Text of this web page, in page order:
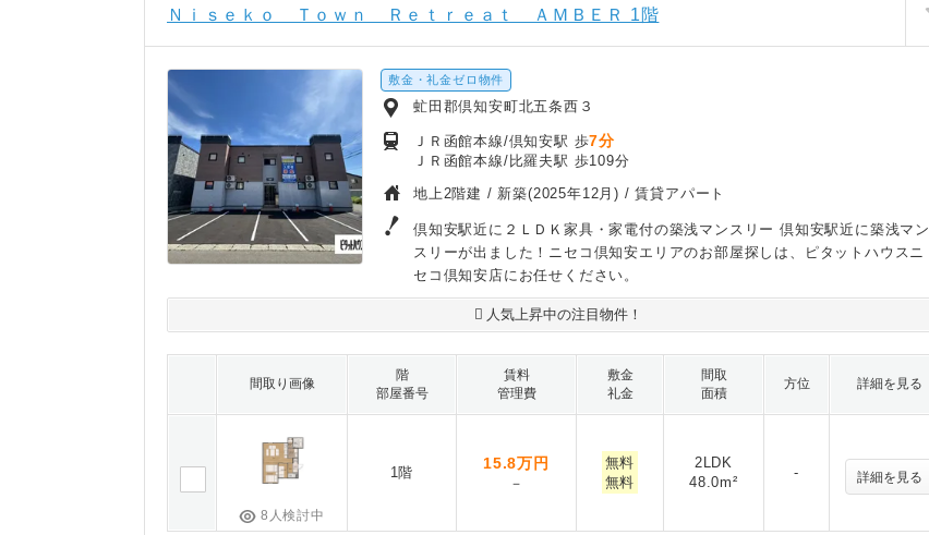
Ｎｉｓｅｋｏ Ｔｏｗｎ Ｒｅｔｒｅａｔ ＡＭＢＥＲ 1階
敷金・礼金ゼロ物件
虻田郡倶知安町北五条西３
ＪＲ函館本線/倶知安駅 歩7分
ＪＲ函館本線/比羅夫駅 歩109分
地上2階建 / 新築(2025年12月) / 賃貸アパート
倶知安駅近に２ＬＤＫ家具・家電付の築浅マンスリー 倶知安駅近に築浅マン
スリーが出ました！ニセコ倶知安エリアのお部屋探しは、ピタットハウスニ
セコ倶知安店にお任せください。
人気上昇中の注目物件！
間取り画像
階
部屋番号
賃料
管理費
敷金
礼金
間取
面積
方位 詳細を見る
8人検討中
1階
15.8万円
－
無料
無料
2LDK
48.0m²
- 詳細を見る